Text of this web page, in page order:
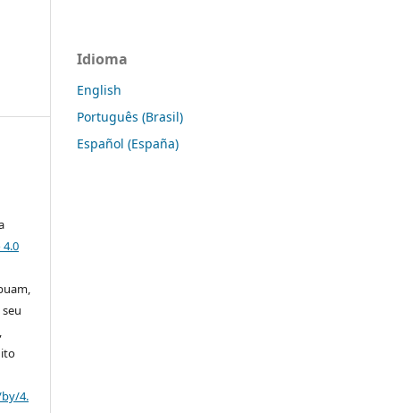
4.
Idioma
English
Português (Brasil)
Español (España)